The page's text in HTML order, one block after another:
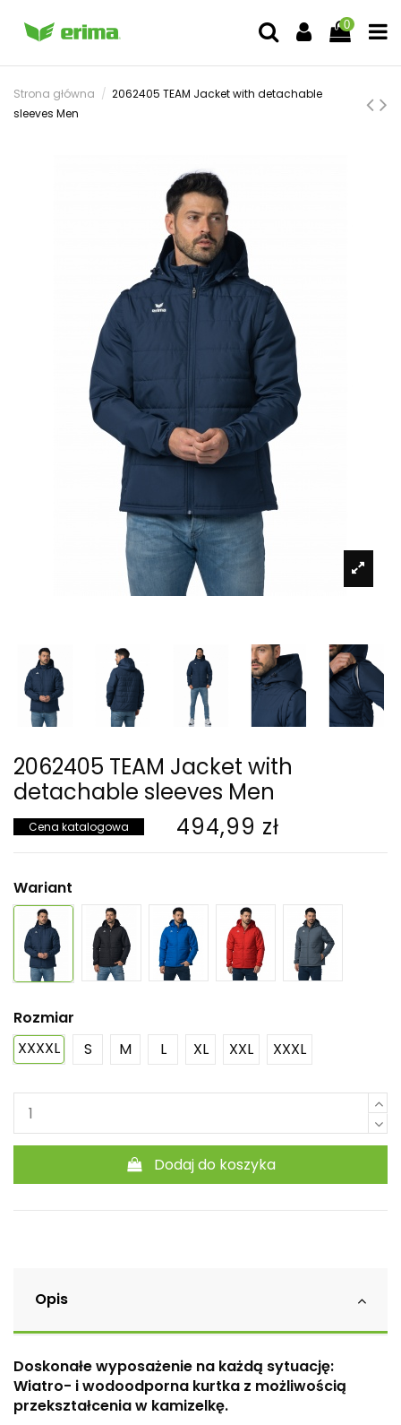
0
Strona główna
2062405 TEAM Jacket with detachable
sleeves Men
2062405 TEAM Jacket with
detachable sleeves Men
Cena katalogowa 494,99 zł
Wariant
Rozmiar
XXXXL
S M L XL XXL XXXL
Dodaj do koszyka
Opis
Doskonałe wyposażenie na każdą sytuację:
Wiatro- i wodoodporna kurtka z możliwością
przekształcenia w kamizelkę.